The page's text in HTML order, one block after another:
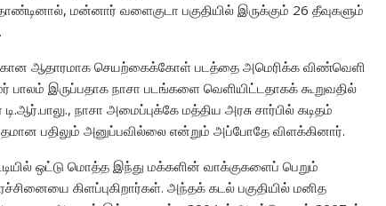
மன்னார் வளைகுடா பகுதியில் இருக்கும் 26 தீவுகளும்
ஆதாரமாக செயற்கைக்கோள் படத்தை அமெரிக்க விண்வெளி
பாலம் இருப்பதாக நாசா படங்களை வெளியிட்டதாகக் கூறுவதில்
நாசா அமைப்புக்கே மத்திய அரசு சார்பில் கடிதம்
பதிலும் அனுப்பவில்லை என்றும் அப்போதே விளக்கினார்.
ஒட்டு மொத்த இந்து மக்களின் வாக்குகளைப் பெறும்
கிளப்புகிறார்கள். அந்தக் கடல் பகுதியில் மனித